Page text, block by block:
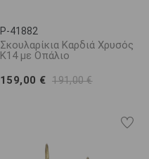
P-41882
Σκουλαρίκια Καρδιά Χρυσός
Κ14 με Οπάλιο
159,00 € 191,00 €